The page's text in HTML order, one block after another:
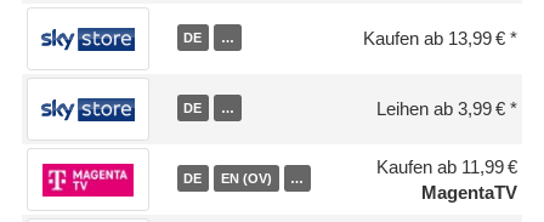
DE … Kaufen ab 13,99 €
DE … Leihen ab 3,99 €
DE EN (OV) …
Kaufen ab 11,99 €
MagentaTV